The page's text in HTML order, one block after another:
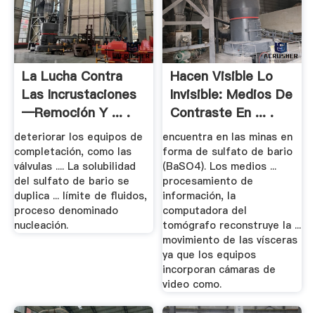
La Lucha Contra
Las Incrustaciones
—Remoción Y ... .
deteriorar los equipos de
completación, como las
válvulas .... La solubilidad
del sulfato de bario se
duplica ... límite de fluidos,
proceso denominado
nucleación.
Hacen Visible Lo
Invisible: Medios De
Contraste En ... .
encuentra en las minas en
forma de sulfato de bario
(BaSO4). Los medios ...
procesamiento de
información, la
computadora del
tomógrafo reconstruye la ...
movimiento de las vísceras
ya que los equipos
incorporan cámaras de
video como.